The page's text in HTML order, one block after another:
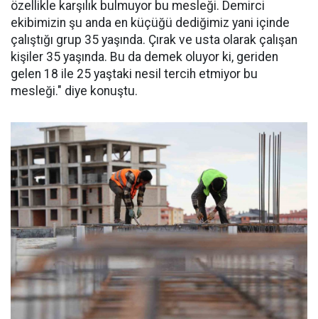
özellikle karşılık bulmuyor bu mesleği. Demirci
ekibimizin şu anda en küçüğü dediğimiz yani içinde
çalıştığı grup 35 yaşında. Çırak ve usta olarak çalışan
kişiler 35 yaşında. Bu da demek oluyor ki, geriden
gelen 18 ile 25 yaştaki nesil tercih etmiyor bu
mesleği." diye konuştu.